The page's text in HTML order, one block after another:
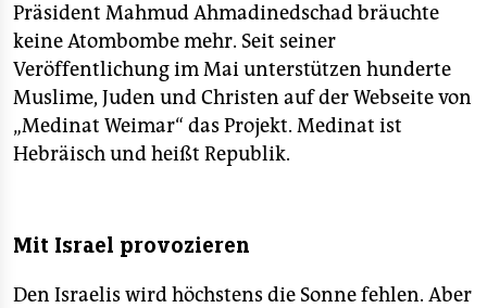
Präsident Mahmud Ahmadinedschad bräuchte
keine Atombombe mehr. Seit seiner
Veröffentlichung im Mai unterstützen hunderte
Muslime, Juden und Christen auf der Webseite von
„Medinat Weimar“ das Projekt. Medinat ist
Hebräisch und heißt Republik.
Mit Israel provozieren
Den Israelis wird höchstens die Sonne fehlen. Aber